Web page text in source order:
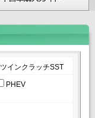
ツインクラッチSST
PHEV